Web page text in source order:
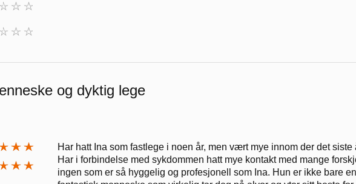
og dyktig lege
Har hatt Ina som fastlege i noen år, men vært mye innom der det
Har i forbindelse med sykdommen hatt mye kontakt med mange
ingen som er så hyggelig og profesjonell som Ina. Hun er ikke bare